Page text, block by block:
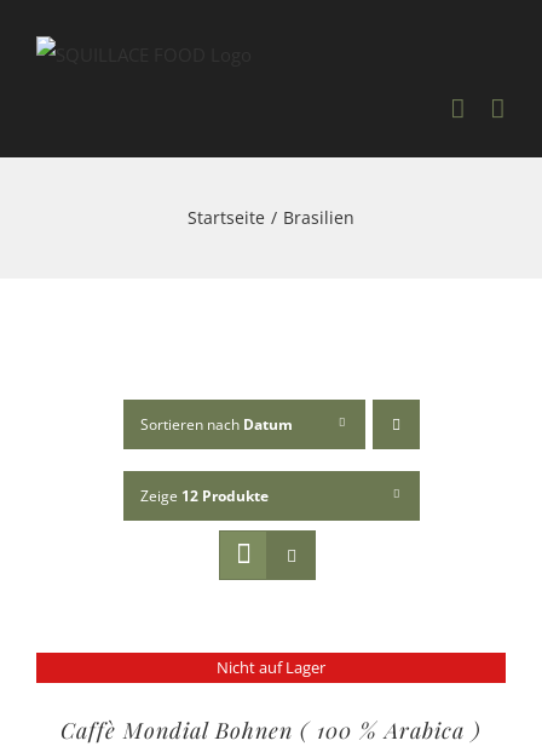
Startseite Brasilien
Sortieren nach Datum
Zeige 12 Produkte
Nicht auf Lager
Caffè Mondial Bohnen ( 100 % Arabica )